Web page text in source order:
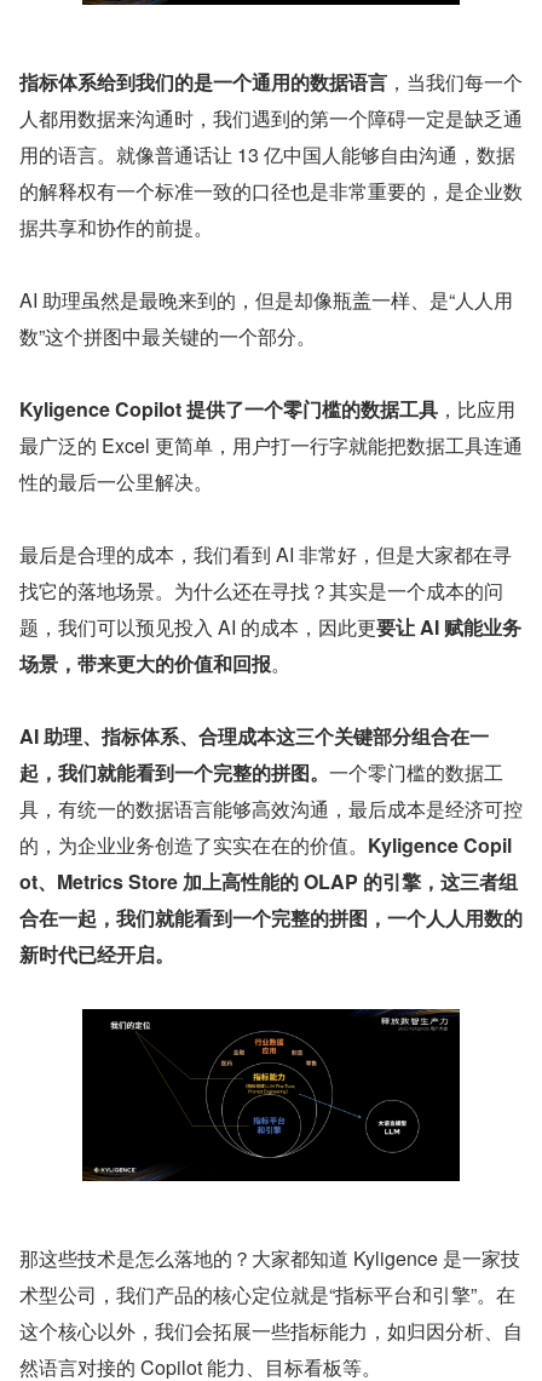
指标体系给到我们的是一个通用的数据语言 ，当我们每一个
人都用数据来沟通时，我们遇到的第一个障碍一定是缺乏通
用的语言。就像普通话让 13 亿中国人能够自由沟通，数据
的解释权有一个标准一致的口径也是非常重要的，是企业数
据共享和协作的前提。
AI 助理虽然是最晚来到的，但是却像瓶盖一样、是“人人用
数”这个拼图中最关键的一个部分。
Kyligence Copilot 提供了一个零门槛的数据工具 ，比应用
最广泛的 Excel 更简单，用户打一行字就能把数据工具连通
性的最后一公里解决。
最后是合理的成本，我们看到 AI 非常好，但是大家都在寻
找它的落地场景。为什么还在寻找？其实是一个成本的问
题，我们可以预见投入 AI 的成本，因此更要让 AI 赋能业务
场景，带来更大的价值和回报。
AI 助理、指标体系、合理成本这三个关键部分组合在一
起，我们就能看到一个完整的拼图。 一个零门槛的数据工
具，有统一的数据语言能够高效沟通，最后成本是经济可控
的，为企业业务创造了实实在在的价值。 Kyligence Copil
ot、Metrics Store 加上高性能的 OLAP 的引擎，这三者组
合在一起，我们就能看到一个完整的拼图，一个人人用数的
新时代已经开启。
那这些技术是怎么落地的？大家都知道 Kyligence 是一家技
术型公司，我们产品的核心定位就是“指标平台和引擎”。在
这个核心以外，我们会拓展一些指标能力，如归因分析、自
然语言对接的 Copilot 能力、目标看板等。